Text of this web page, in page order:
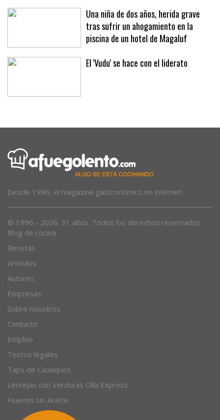
La afición habla: Luis García y Luvumbo, aclamados
Una niña de dos años, herida grave
tras sufrir un ahogamiento en la
piscina de un hotel de Magaluf
Blog de cocina
Recetas
Artículos
Autores
Empresas
Sobre nosotros
Contacto
Empleo
Textos legales
Taps de Cadaques
Lentejas con Verduras Olla Express